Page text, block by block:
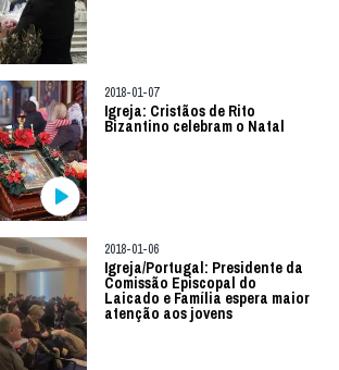
2018-01-07
Igreja: Cristãos de Rito
Bizantino celebram o Natal
2018-01-06
Igreja/Portugal: Presidente da
Comissão Episcopal do
Laicado e Família espera maior
atenção aos jovens